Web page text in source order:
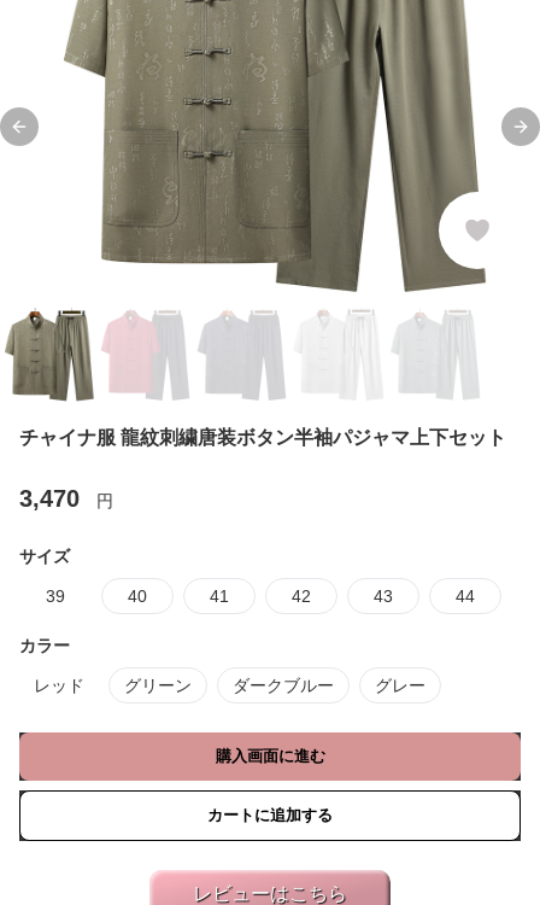
Previous slide
チャイナ服 龍紋刺繍唐装ボタン半袖パジャマ上下セット
3,470 円
サイズ
39 40 41 42 43 44
カラー
レッド グリーン ダークブルー グレー
購入画面に進む
カートに追加する
レビューはこちら